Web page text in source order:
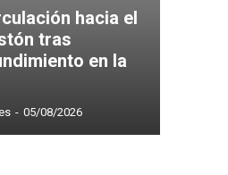
hacia el
tras
en la
- 05/08/2026